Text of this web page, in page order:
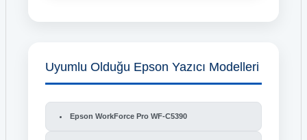
Uyumlu Olduğu Epson Yazıcı Modelleri
Epson WorkForce Pro WF-C5390